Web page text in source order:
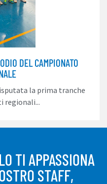
DEL CAMPIONATO
la prima tranche
regionali...
TI APPASSIONA
STAFF,